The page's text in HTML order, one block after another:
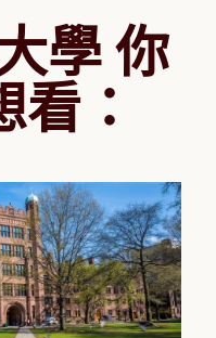
學 你
：